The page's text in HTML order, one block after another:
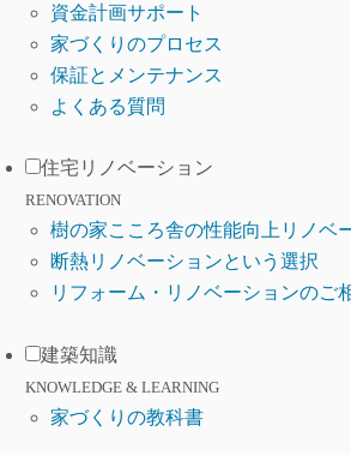
資金計画サポート
家づくりのプロセス
保証とメンテナンス
よくある質問
住宅リノベーション
RENOVATION
樹の家こころ舎の性能向上リノベ
断熱リノベーションという選択
リフォーム・リノベーションのご
建築知識
KNOWLEDGE & LEARNING
家づくりの教科書